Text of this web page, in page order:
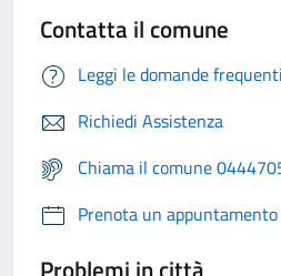
Contatta il comune
Leggi le domande frequenti
Richiedi Assistenza
Chiama il comune
Prenota un appuntamento